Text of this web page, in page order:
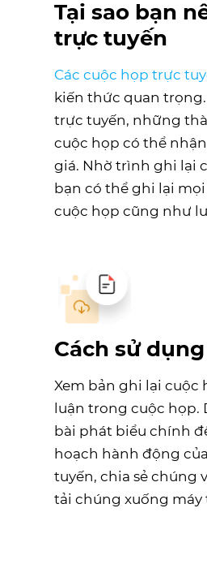
Tại sao bạn
trực tuyến
Các cuộc họp trực
kiến thức quan
trực tuyến, những
cuộc họp có thể
giá. Nhờ trình ghi lại
bạn có thể ghi lại
cuộc họp cũng như
Cách sử
Xem bản ghi lại
luận trong cuộc họp.
bài phát biểu chính
hoạch hành động
tuyến, chia sẻ chúng
tải chúng xuống